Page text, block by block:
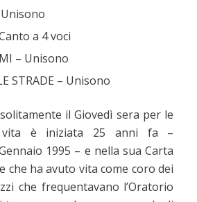
Unisono
a 4 voci
– Unisono
STRADE – Unisono
il Giovedì sera per le
vita è iniziata 25 anni fa –
1995 – e nella sua Carta
che ha avuto vita come coro dei
che frequentavano l’Oratorio